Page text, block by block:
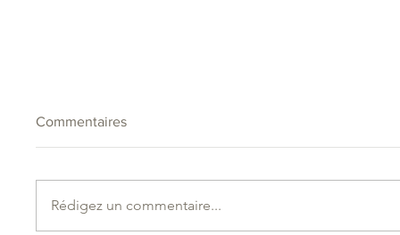
Commentaires
Rédigez un commentaire...